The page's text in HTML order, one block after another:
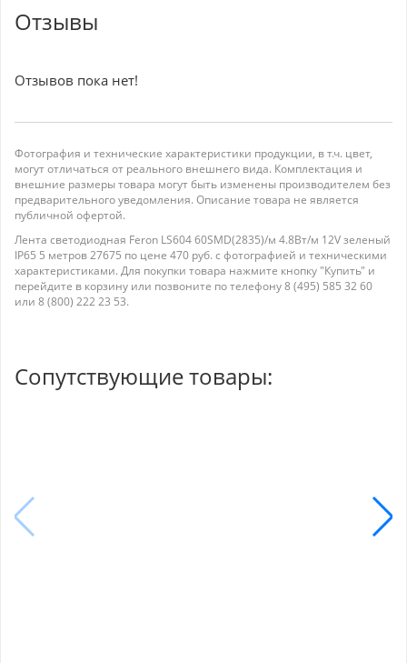
Отзывы
Отзывов пока нет!
Фотография и технические характеристики продукции, в т.ч. цвет,
могут отличаться от реального внешнего вида. Комплектация и
внешние размеры товара могут быть изменены производителем без
предварительного уведомления. Описание товара не является
публичной офертой.
Лента светодиодная Feron LS604 60SMD(2835)/м 4.8Вт/м 12V зеленый
IP65 5 метров 27675 по цене 470 руб. с фотографией и техническими
характеристиками. Для покупки товара нажмите кнопку "Купить" и
перейдите в корзину или позвоните по телефону 8 (495) 585 32 60
или 8 (800) 222 23 53.
Сопутствующие товары: